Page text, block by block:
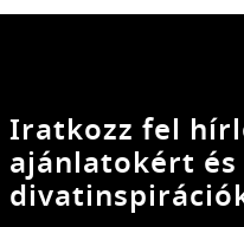
Iratkozz fel
ajánlatokért és